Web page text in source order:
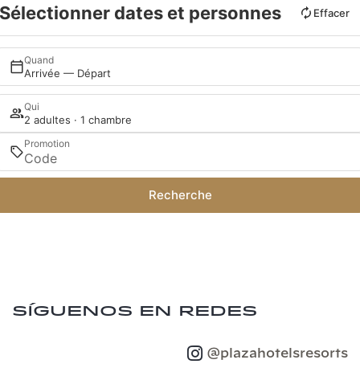
Sélectionner dates et personnes Effacer
Quand
Arrivée — Départ
Qui
2 adultes · 1 chambre
Promotion
Recherche
Síguenos en redes
@plazahotelsresorts